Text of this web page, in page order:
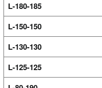
L-180-185
L-150-150
L-130-130
L-125-125